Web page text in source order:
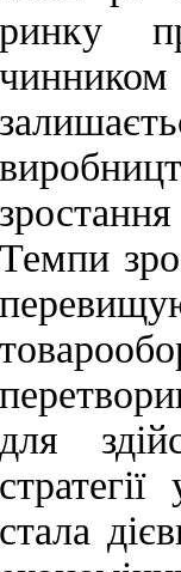
ринку
Темпи
для
стала